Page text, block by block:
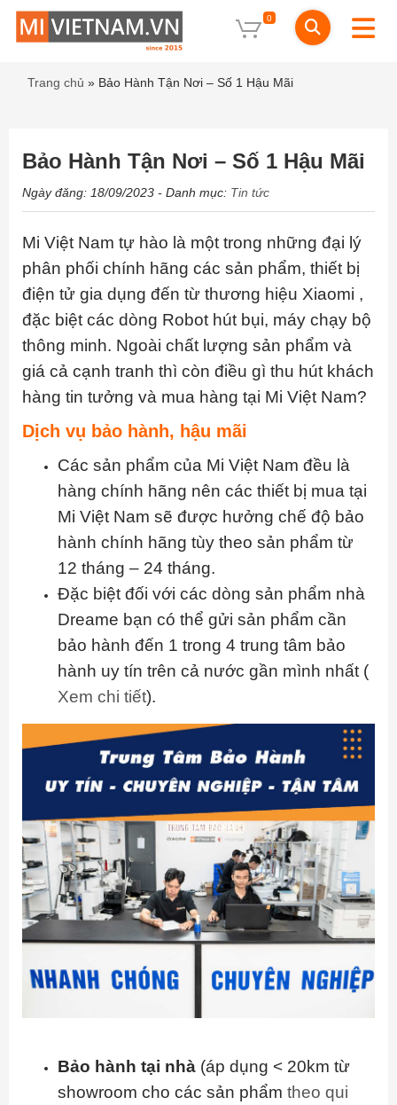
0
Trang chủ » Bảo Hành Tận Nơi – Số 1 Hậu Mãi
Bảo Hành Tận Nơi – Số 1 Hậu Mãi
Ngày đăng: 18/09/2023 - Danh mục: Tin tức
Mi Việt Nam tự hào là một trong những đại lý
phân phối chính hãng các sản phẩm, thiết bị
điện tử gia dụng đến từ thương hiệu Xiaomi ,
đặc biệt các dòng Robot hút bụi, máy chạy bộ
thông minh. Ngoài chất lượng sản phẩm và
giá cả cạnh tranh thì còn điều gì thu hút khách
hàng tin tưởng và mua hàng tại Mi Việt Nam?
Dịch vụ bảo hành, hậu mãi
Các sản phẩm của Mi Việt Nam đều là
hàng chính hãng nên các thiết bị mua tại
Mi Việt Nam sẽ được hưởng chế độ bảo
hành chính hãng tùy theo sản phẩm từ
12 tháng – 24 tháng.
Đặc biệt đối với các dòng sản phẩm nhà
Dreame bạn có thể gửi sản phẩm cần
bảo hành đến 1 trong 4 trung tâm bảo
hành uy tín trên cả nước gần mình nhất (
Xem chi tiết).
Bảo hành tại nhà (áp dụng < 20km từ
showroom cho các sản phẩm theo qui